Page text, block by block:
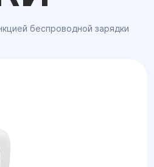
беспроводной зарядки